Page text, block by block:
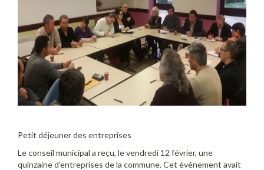
Petit déjeuner des entreprises
Le conseil municipal a reçu, le vendredi 12 février, une
quinzaine d’entreprises de la commune. Cet événement avait